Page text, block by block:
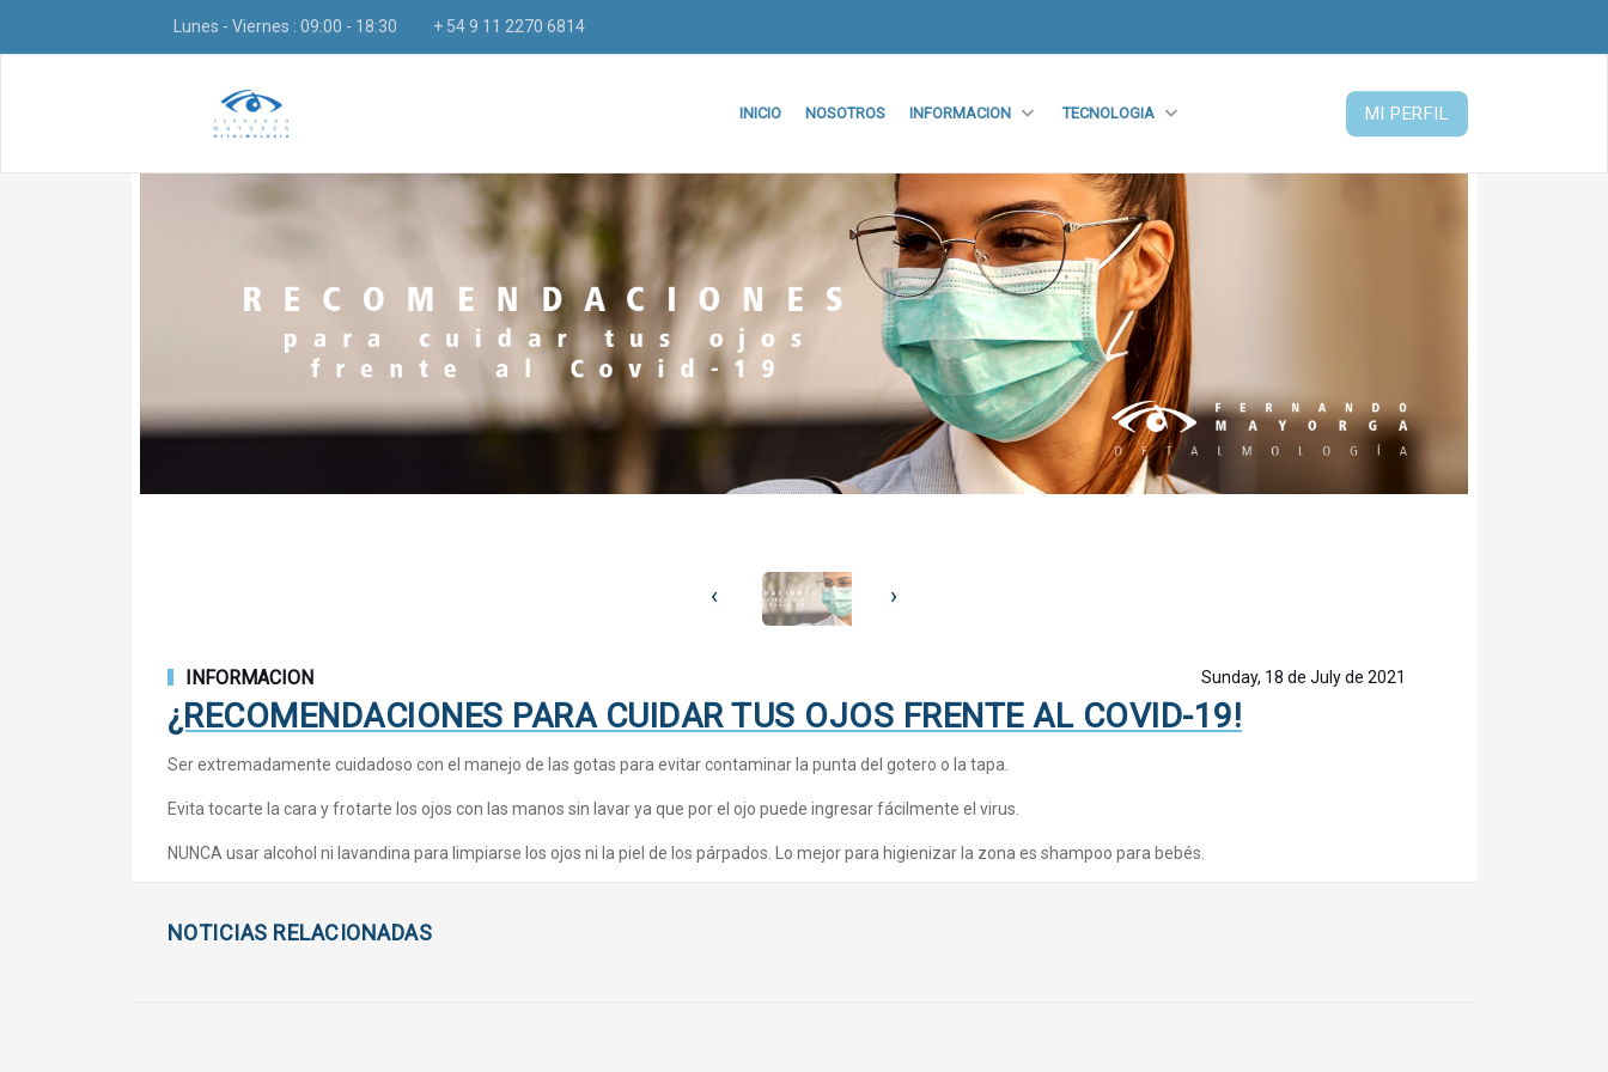
Lunes - Viernes : 09:00 - 18:30 + 54 9 11 2270 6814
INICIO NOSOTROS INFORMACION TECNOLOGIA MI PERFIL
‹ ›
INFORMACION Sunday, 18 de July de 2021
¿RECOMENDACIONES PARA CUIDAR TUS OJOS FRENTE AL COVID-19!
Ser extremadamente cuidadoso con el manejo de las gotas para evitar contaminar la punta del gotero o la tapa.
Evita tocarte la cara y frotarte los ojos con las manos sin lavar ya que por el ojo puede ingresar fácilmente el virus.
NUNCA usar alcohol ni lavandina para limpiarse los ojos ni la piel de los párpados. Lo mejor para higienizar la zona es shampoo para bebés.
NOTICIAS RELACIONADAS